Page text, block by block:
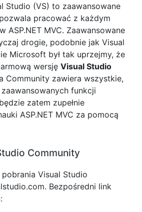
Studio (VS) to zaawansowane
pracować z każdym
ASP.NET MVC. Zaawansowane
drogie, podobnie jak Visual
Microsoft był tak uprzejmy, że
wersję Visual Studio
Community zawiera wszystkie,
funkcji
zatem zupełnie
ASP.NET MVC za pomocą
Community
Visual Studio
Bezpośredni link